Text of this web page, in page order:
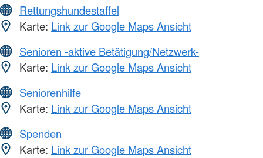
Rettungshundestaffel
Karte: Link zur Google Maps Ansicht
Senioren -aktive Betätigung/Netzwerk-
Karte: Link zur Google Maps Ansicht
Seniorenhilfe
Karte: Link zur Google Maps Ansicht
Spenden
Karte: Link zur Google Maps Ansicht